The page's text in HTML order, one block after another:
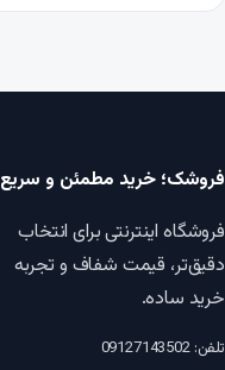
فروشک؛ خرید مطمئن و سریع
فروشگاه اینترنتی برای انتخاب
دقیق‌تر، قیمت شفاف و تجربه
خرید ساده.
تلفن: 09127143502